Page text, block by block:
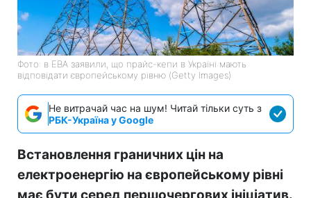
Фото: в ЕВА заявили, що прайс-кепи в Україні мають
відповідати європейському рівню (Getty Images)
Не витрачай час на шум! Читай тільки суть з
РБК-Україна у Google
Встановлення граничних цін на
електроенергію на європейському рівні
має бути серед першочергових ініціатив.